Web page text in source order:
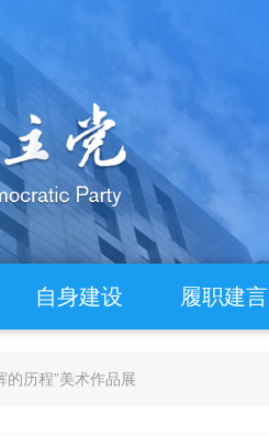
自身建设 履职建言
的历程”美术作品展